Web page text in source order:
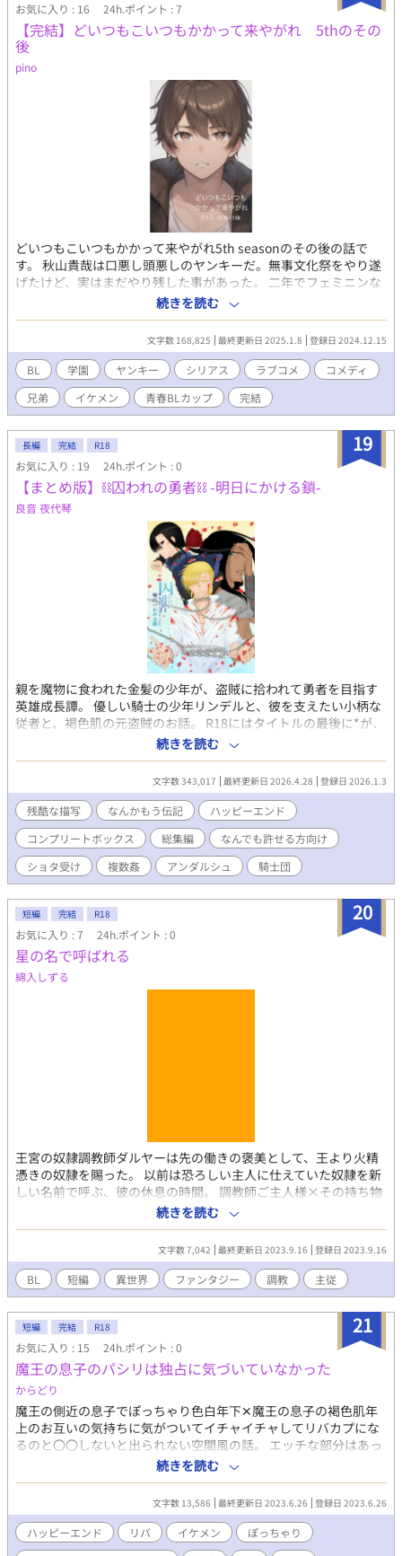
お気に入り : 16 24h.ポイント : 7
【完結】どいつもこいつもかかって来やがれ 5thのその
後
pino
どいつもこいつもかかって来やがれ5th seasonのその後の話で
す。 秋山貴哉は口悪し頭悪しのヤンキーだ。無事文化祭をやり遂
げたけど、実はまだやり残した事があった。 二年でフェミニンな
男、小平七海との約束を果たす為に遊ぶ約束をするが、やはりこ
こでも貴哉は遅刻をする事に。寝坊しながらも約束通りに七海と
会うが、途中で貴哉の親友で真面目な性格の二之宮茜と、貴哉の
元彼であり元チャラ男の早川空も合流する事になって異色のメン
バーが揃う。 他にも貴哉の彼氏？桐原伊織の話や元チャラ男の早
川空の話もあります。 5thの新キャラ、石原類、浅野双葉も登
場！ ＢＬです。 今回の表紙は褐色肌キャラの浅野双葉くんです。
こちらは5th seasonのその後となっております。 前作の続きとな
っておりますので、より楽しみたい方は、完結している『どいつ
もこいつもかかって来やがれ』から『どいつもこいつもかかって
来やがれ5th season』までを先にお読み下さい。 貴哉視点の話で
す。 ※印がついている話は貴哉以外の視点での話になってます。
続きを読む
文字数 168,825 最終更新日 2025.1.8 登録日 2024.12.15
BL 学園 ヤンキー シリアス ラブコメ
コメディ
兄弟
イケメン 青春BLカップ​ 完結
19
長編 完結 R18
お気に入り : 19 24h.ポイント : 0
【まとめ版】⛓囚われの勇者⛓ -明日にかける鎖-
良音 夜代琴
親を魔物に食われた金髪の少年が、盗賊に拾われて勇者を目指す
英雄成長譚。 優しい騎士の少年リンデルと、彼を支えたい小柄な
従者と、褐色肌の元盗賊のお話。 R18にはタイトルの最後に*が、
R18未満には(*)が付いてます。 本作はこれまでの囚われの勇者の
リンデル側のお話を集めて整えたものです。 単話投稿しているも
のの再収録の他、新規書下ろしもそこそこあります。 本作はとに
かく『何でも許せる方向け』です。 ショタ受け、無理矢理、モブ
レ、媚薬、リバ、3Pと色々あります。 表現としてあまりグロくは
書きませんが、痛い描写は多いです。 夢オチで触手もあったり、
時に飯テロもあります。 個人的に苦手なシチュがある方は、 これ
までに投稿している単話版をご覧いただくと安心です。 (各作品ご
とに登場する注意要素が書いてありますので……) 大丈夫！ 何で
よ！ という方は どうぞ存分にお楽しみくださいね。 ■登場人
物 ※【囚勇02】開始時点 ・主人公(勇者)→リンデル(17)♂ 勇
者に憧れて田舎から王都に出て、騎士になった心優しい少年 優
しい麦穂色の金髪に蜂蜜のような金眼・爽やか短髪 173cm ・勇
者の護衛兼教育係(従者)→ロッソ(28)♂ 23歳から5年間前勇者に
とレインズの スピンオフなお話はこちらにまとめています。
https://www.alphapolis.co.jp/novel/547033129/684597576
続きを読む
文字数 343,017 最終更新日 2026.4.28 登録日 2026.1.3
残酷な描写 なんかもう伝記
ハッピーエンド
コンプリートボックス
総集編
なんでも許せる方向け
ショタ受け
複数姦 アンダルシュ 騎士団
20
短編 完結 R18
お気に入り : 7 24h.ポイント : 0
星の名で呼ばれる
綿入しずる
王宮の奴隷調教師ダルヤーは先の働きの褒美として、王より火精
憑きの奴隷を賜った。 以前は恐ろしい主人に仕えていた奴隷を新
しい名前で呼ぶ、彼の休息の時間。 調教師ご主人様×その持ち物
の従順な奴隷 台詞少ないけど敬語攻、積極的にご奉仕するむっち
り体型褐色肌の受。 ・受は奴隷扱い、愛無し？ ・針とか鞭とかの
調教前提、攻以外とも性交する受（描写なし） ・単品で読める
『ご主人様の枕ちゃん』
https://www.alphapolis.co.jp/novel/424291071/911724198 の
スピンオフ短編（既読の方向けの小話つき）二章『回青の園』話
中に出てきた火精憑きの奴隷と調教師の話。
続きを読む
文字数 7,042 最終更新日 2023.9.16 登録日 2023.9.16
BL 短編 異世界 ファンタジー 調教 主従
21
短編 完結 R18
お気に入り : 15 24h.ポイント : 0
魔王の息子のパシリは独占に気づいていなかった
からどり
魔王の側近の息子でぽっちゃり色白年下✕魔王の息子の褐色肌年
上のお互いの気持ちに気がついてイチャイチャしてリバカプにな
るのと〇〇しないと出られない空間風の話。 エッチな部分はあっ
さりめです。 注意・受けは男体のふたなりです。苦手な方はご注
意ください。
続きを読む
文字数 13,586 最終更新日 2023.6.26 登録日 2023.6.26
ハッピーエンド リバ イケメン
ぽっちゃり